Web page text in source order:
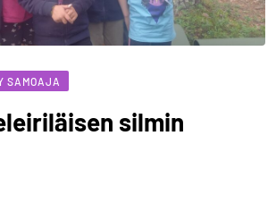
SAMOAJA
silmin